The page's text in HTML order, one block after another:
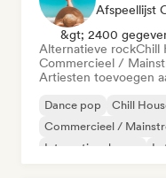
Afspeellijst
&gt; 2400
Alternatieve rockChill
Commercieel /
Artiesten toevoegen
Dance pop Chill
Commercieel /
Internationale pop